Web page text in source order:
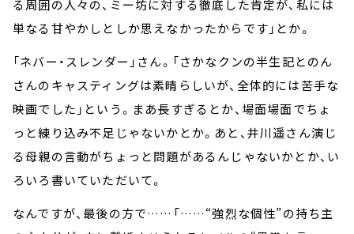
る周囲の人々の、ミー坊に対する徹底した肯定が、私には
単なる甘やかしとしか思えなかったからです」とか。
「ネバー・スレンダー」さん。「さかなクンの半生記とのん
さんのキャスティングは素晴らしいが、全体的には苦手な
映画でした」という。まあ長すぎるとか、場面場面でちょ
っと練り込み不足じゃないかとか。あと、井川遥さん演じ
る母親の言動がちょっと問題があるんじゃないかとか、い
ろいろ書いていただいて。
なんですが、最後の方で……「……“強烈な個性”の持ち主